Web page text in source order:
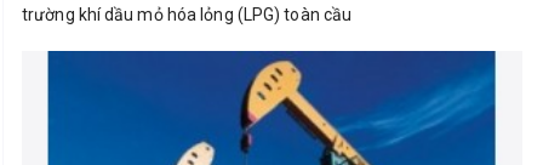
trường khí dầu mỏ hóa lỏng (LPG) toàn cầu